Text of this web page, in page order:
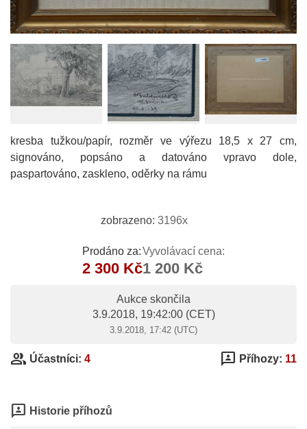
kresba tužkou/papír, rozměr ve výřezu 18,5 x 27 cm,
signováno, popsáno a datováno vpravo dole,
paspartováno, zaskleno, oděrky na rámu
zobrazeno: 3196x
Prodáno za:
2 300 Kč
Vyvolávací cena:
1 200 Kč
Aukce skončila
3.9.2018, 19:42:00(CET)
3.9.2018, 17:42 (UTC)
group Účastníci: 4 3p Příhozy: 11
3p Historie příhozů